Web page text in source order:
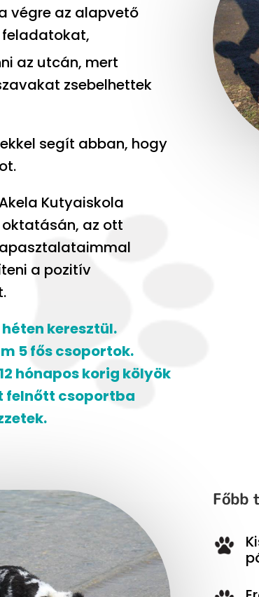
végre az alapvető
feladatokat,
az utcán, mert
zsebelhettek
segít abban, hogy
Kutyaiskola
az ott
a pozitív
keresztül.
5 fős csoportok.
hónapos korig kölyök
felnőtt csoportba
Főbb